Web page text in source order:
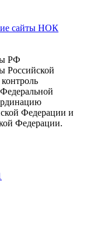
сайты НОК
РФ
Российской
Федерации и
Федерации.